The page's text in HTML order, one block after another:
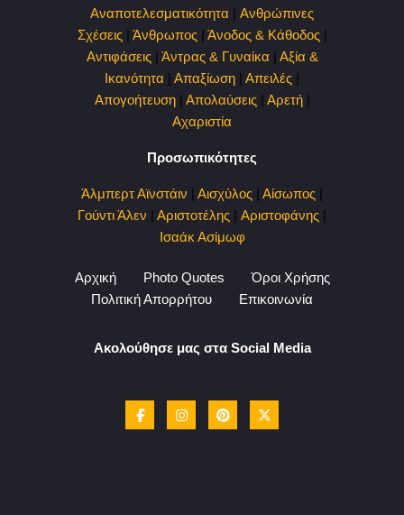
Αναποτελεσματικότητα | Ανθρώπινες
Σχέσεις| Άνθρωπος| Άνοδος & Κάθοδος|
Αντιφάσεις| Άντρας & Γυναίκα | Αξία &
Ικανότητα | Απαξίωση | Απειλές |
Απογοήτευση| Απολαύσεις| Αρετή|
Αχαριστία
Προσωπικότητες
Άλμπερτ Αϊνστάιν | Αισχύλος | Αίσωπος |
Γούντι Άλεν | Αριστοτέλης | Αριστοφάνης |
Ισαάκ Ασίμωφ
Αρχική Photo Quotes
Όροι Χρήσης
Πολιτική Απορρήτου
Επικοινωνία
Ακολούθησε μας στα Social Media